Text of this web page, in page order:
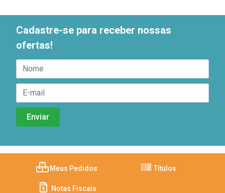
Cadastre-se para receber nossas
ofertas!
Meus Pedidos Títulos
Notas Fiscais